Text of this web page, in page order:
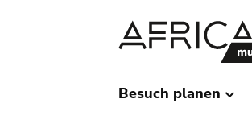
Besuch planen